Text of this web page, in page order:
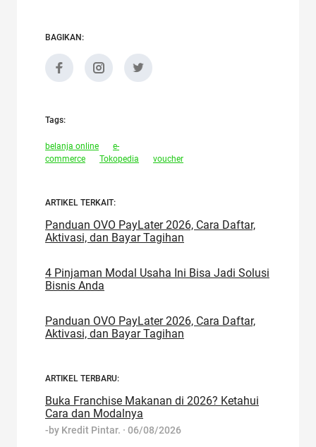
BAGIKAN:
Tags:
belanja online
e-
commerce
Tokopedia voucher
ARTIKEL TERKAIT:
Panduan OVO PayLater 2026, Cara Daftar,
Aktivasi, dan Bayar Tagihan
4 Pinjaman Modal Usaha Ini Bisa Jadi Solusi
Bisnis Anda
Panduan OVO PayLater 2026, Cara Daftar,
Aktivasi, dan Bayar Tagihan
ARTIKEL TERBARU:
Buka Franchise Makanan di 2026? Ketahui
Cara dan Modalnya
-by Kredit Pintar. · 06/08/2026